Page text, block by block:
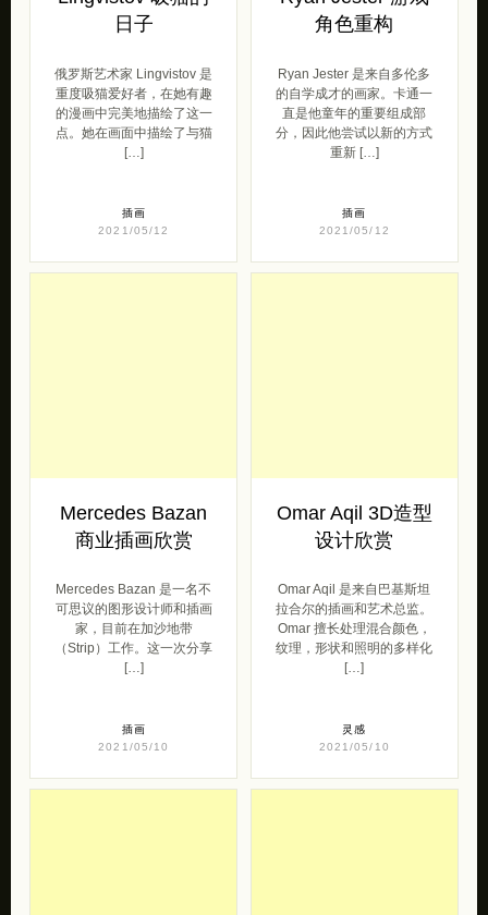
日子
俄罗斯艺术家 Lingvistov 是
重度吸猫爱好者，在她有趣
的漫画中完美地描绘了这一
点。她在画面中描绘了与猫
[…]
插画
2021/05/12
角色重构
Ryan Jester 是来自多伦多
的自学成才的画家。卡通一
直是他童年的重要组成部
分，因此他尝试以新的方式
重新 […]
插画
2021/05/12
Mercedes Bazan
商业插画欣赏
Mercedes Bazan 是一名不
可思议的图形设计师和插画
家，目前在加沙地带
（Strip）工作。这一次分享
[…]
插画
2021/05/10
Omar Aqil 3D造型
设计欣赏
Omar Aqil 是来自巴基斯坦
拉合尔的插画和艺术总监。
Omar 擅长处理混合颜色，
纹理，形状和照明的多样化
[…]
灵感
2021/05/10